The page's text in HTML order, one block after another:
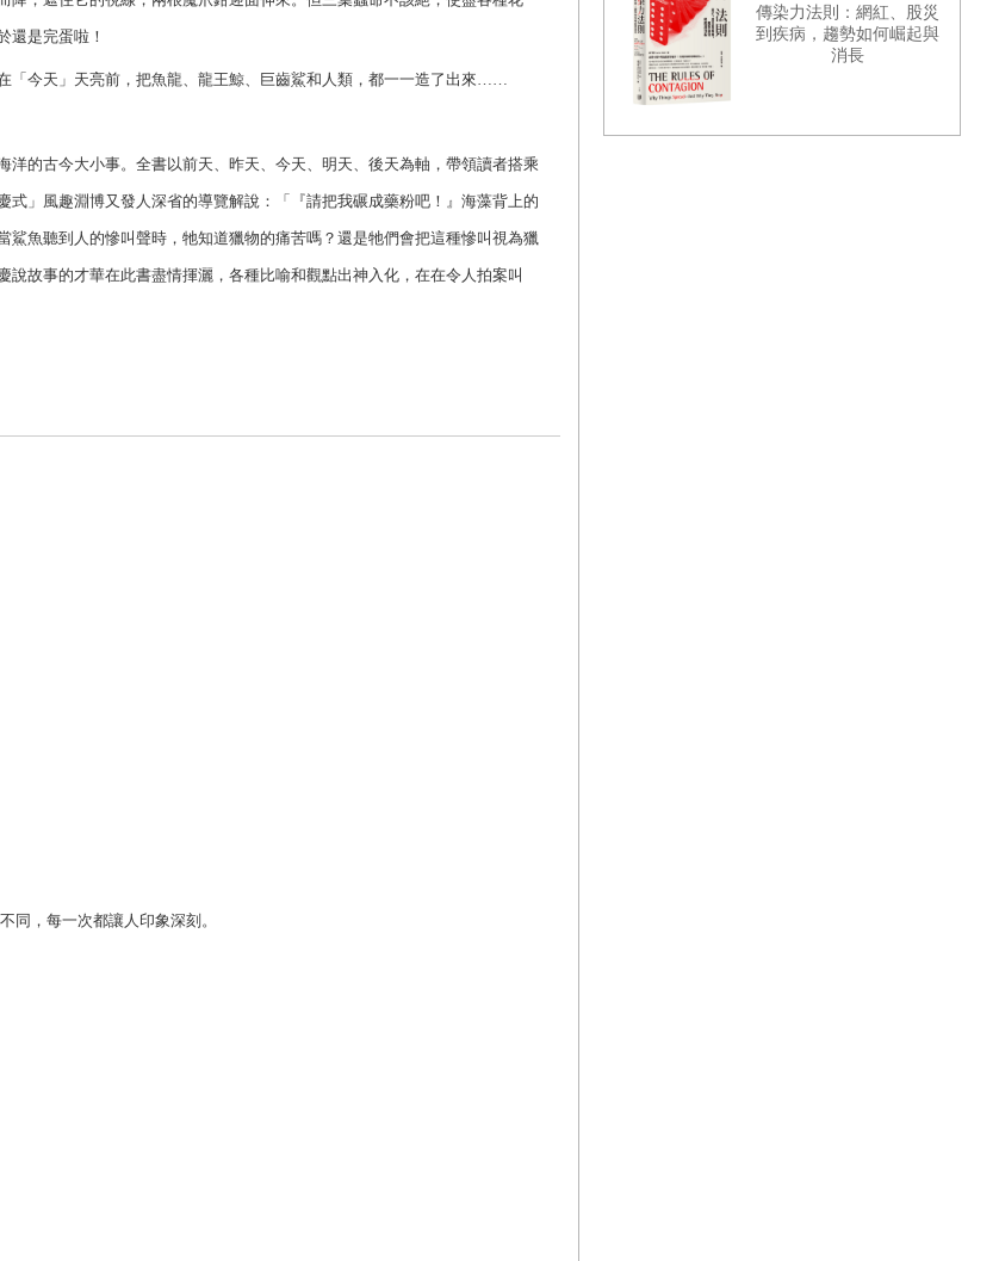
還是完蛋啦！
「今天」天亮前，把魚龍、龍王鯨、巨齒鯊和人類，都一一造了出來……
的古今大小事。全書以前天、昨天、今天、明天、後天為軸，帶領讀者搭乘
」風趣淵博又發人深省的導覽解說：「『請把我碾成藥粉吧！』海藻背上的
魚聽到人的慘叫聲時，牠知道獵物的痛苦嗎？還是牠們會把這種慘叫視為獵
故事的才華在此書盡情揮灑，各種比喻和觀點出神入化，在在令人拍案叫
，每一次都讓人印象深刻。
傳染力法則：網紅、股災
到疾病，趨勢如何崛起與
消長